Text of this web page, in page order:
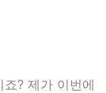
? 제가 이번에